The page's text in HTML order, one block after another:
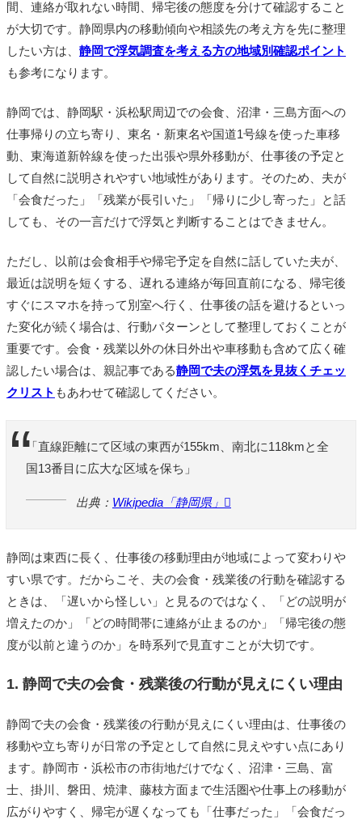
間、連絡が取れない時間、帰宅後の態度を分けて確認すること
が大切です。静岡県内の移動傾向や相談先の考え方を先に整理
したい方は、 静岡で浮気調査を考える方の地域別確認ポイント
も参考になります。
静岡では、静岡駅・浜松駅周辺での会食、沼津・三島方面への
仕事帰りの立ち寄り、東名・新東名や国道1号線を使った車移
動、東海道新幹線を使った出張や県外移動が、仕事後の予定と
して自然に説明されやすい地域性があります。そのため、夫が
「会食だった」「残業が長引いた」「帰りに少し寄った」と話
しても、その一言だけで浮気と判断することはできません。
ただし、以前は会食相手や帰宅予定を自然に話していた夫が、
最近は説明を短くする、遅れる連絡が毎回直前になる、帰宅後
すぐにスマホを持って別室へ行く、仕事後の話を避けるといっ
た変化が続く場合は、行動パターンとして整理しておくことが
重要です。会食・残業以外の休日外出や車移動も含めて広く確
認したい場合は、親記事である静岡で夫の浮気を見抜くチェッ
クリスト もあわせて確認してください。
「直線距離にて区域の東西が155km、南北に118kmと全
国13番目に広大な区域を保ち」
出典： Wikipedia「静岡県」
静岡は東西に長く、仕事後の移動理由が地域によって変わりや
すい県です。だからこそ、夫の会食・残業後の行動を確認する
ときは、「遅いから怪しい」と見るのではなく、「どの説明が
増えたのか」「どの時間帯に連絡が止まるのか」「帰宅後の態
度が以前と違うのか」を時系列で見直すことが大切です。
1. 静岡で夫の会食・残業後の行動が見えにくい理由
静岡で夫の会食・残業後の行動が見えにくい理由は、仕事後の
移動や立ち寄りが日常の予定として自然に見えやすい点にあり
ます。静岡市・浜松市の市街地だけでなく、沼津・三島、富
士、掛川、磐田、焼津、藤枝方面まで生活圏や仕事上の移動が
広がりやすく、帰宅が遅くなっても「仕事だった」「会食だっ